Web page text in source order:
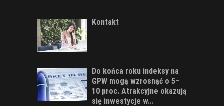
Kontakt
Do końca roku indeksy na
GPW mogą wzrosnąć o 5–
10 proc. Atrakcyjne okazują
się inwestycje w...